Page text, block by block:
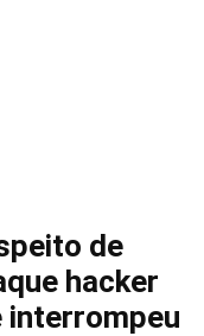
de
hacker
interrompeu